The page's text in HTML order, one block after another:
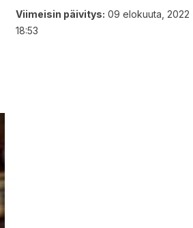
Viimeisin päivitys: 09 elokuuta, 2022
18:53